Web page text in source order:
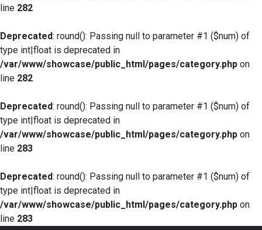
line 282
Deprecated: round(): Passing null to parameter #1 ($num) of
type int|float is deprecated in
/var/www/showcase/public_html/pages/category.php on
line 282
Deprecated: round(): Passing null to parameter #1 ($num) of
type int|float is deprecated in
/var/www/showcase/public_html/pages/category.php on
line 283
Deprecated: round(): Passing null to parameter #1 ($num) of
type int|float is deprecated in
/var/www/showcase/public_html/pages/category.php on
line 283